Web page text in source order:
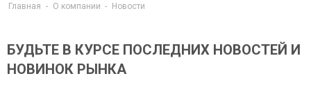
Главная - О компании - Новости
БУДЬТЕ В КУРСЕ ПОСЛЕДНИХ НОВОСТЕЙ И
НОВИНОК РЫНКА